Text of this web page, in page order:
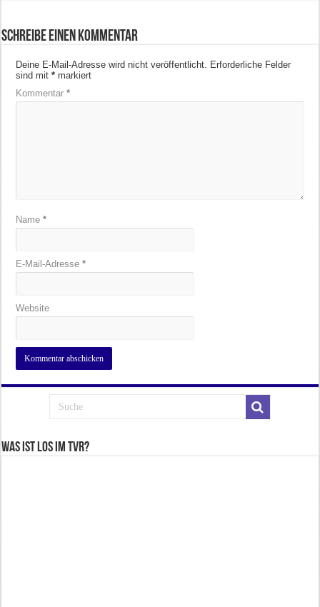
Schreibe einen Kommentar
Deine E-Mail-Adresse wird nicht veröffentlicht. Erforderliche Felder
sind mit* markiert
Kommentar*
Name*
E-Mail-Adresse*
Website
Was ist los im TVR?